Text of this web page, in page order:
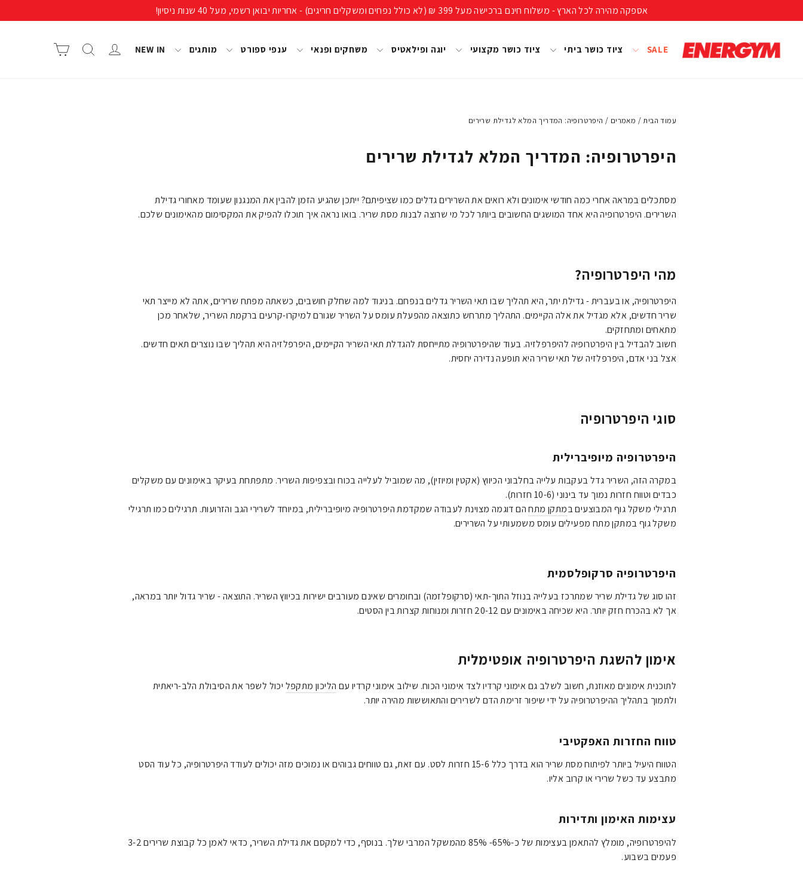
קריאה
אספקה מהירה לכל הארץ - משלוח חינם ברכישה מעל 399 ₪ (לא כולל נפחים ומשקלים חריגים) - אחריות יבואן רשמי, מעל 40 שנות ניסיון!
SALE ציוד כושר ביתי ציוד כושר מקצועי יוגה ופילאטיס משחקים ופנאי ענפי ספורט מותגים NEW IN התחבר/י חיפוש
עמוד הבית / מאמרים / היפרטרופיה: המדריך המלא לגדילת שרירים
היפרטרופיה: המדריך המלא לגדילת שרירים
מסתכלים במראה אחרי כמה חודשי אימונים ולא רואים את השרירים גדלים כמו שציפיתם? ייתכן שהגיע הזמן להבין את המנגנון שעומד מאחורי גדילת
השרירים. היפרטרופיה היא אחד המושגים החשובים ביותר לכל מי שרוצה לבנות מסת שריר. בואו נראה איך תוכלו להפיק את המקסימום מהאימונים שלכם.
מהי היפרטרופיה?
היפרטרופיה, או בעברית - גדילת יתר, היא תהליך שבו תאי השריר גדלים בנפחם. בניגוד למה שחלק חושבים, כשאתה מפתח שרירים, אתה לא מייצר תאי
שריר חדשים, אלא מגדיל את אלה הקיימים. התהליך מתרחש כתוצאה מהפעלת עומס על השריר שגורם למיקרו-קרעים ברקמת השריר, שלאחר מכן
מתאחים ומתחזקים.
חשוב להבדיל בין היפרטרופיה להיפרפלזיה. בעוד שהיפרטרופיה מתייחסת להגדלת תאי השריר הקיימים, היפרפלזיה היא תהליך שבו נוצרים תאים חדשים.
אצל בני אדם, היפרפלזיה של תאי שריר היא תופעה נדירה יחסית.
סוגי היפרטרופיה
היפרטרופיה מיופיברילית
במקרה הזה, השריר גדל בעקבות עלייה בחלבוני הכיווץ (אקטין ומיוזין), מה שמוביל לעלייה בכוח ובצפיפות השריר. מתפתחת בעיקר באימונים עם משקלים
כבדים וטווח חזרות נמוך עד בינוני (10-6 חזרות).
תרגילי משקל גוף המבוצעים במתקן מתחהם דוגמה מצוינת לעבודה שמקדמת היפרטרופיה מיופיברילית, במיוחד לשרירי הגב והזרועות. תרגילים כמו תרגילי
משקל גוף במתקן מתח מפעילים עומס משמעותי על השרירים.
היפרטרופיה סרקופלסמית
זהו סוג של גדילת שריר שמתרכז בעלייה בנוזל התוך-תאי (סרקופלזמה) ובחומרים שאינם מעורבים ישירות בכיווץ השריר. התוצאה - שריר גדול יותר במראה,
אך לא בהכרח חזק יותר. היא שכיחה באימונים עם 20-12 חזרות ומנוחות קצרות בין הסטים.
אימון להשגת היפרטרופיה אופטימלית
לתוכנית אימונים מאוזנת, חשוב לשלב גם אימוני קרדיו לצד אימוני הכוח. שילוב אימוני קרדיו עם הליכון מתקפל יכול לשפר את הסיבולת הלב-ריאתית
ולתמוך בתהליך ההיפרטרופיה על ידי שיפור זרימת הדם לשרירים והתאוששות מהירה יותר.
טווח החזרות האפקטיבי
הטווח היעיל ביותר לפיתוח מסת שריר הוא בדרך כלל 15-6 חזרות לסט. עם זאת, גם טווחים גבוהים או נמוכים מזה יכולים לעודד היפרטרופיה, כל עוד הסט
מתבצע עד כשל שרירי או קרוב אליו.
עצימות האימון ותדירות
להיפרטרופיה, מומלץ להתאמן בעצימות של כ-65%- 85% מהמשקל המרבי שלך. בנוסף, כדי למקסם את גדילת השריר, כדאי לאמן כל קבוצת שרירים 3-2
פעמים בשבוע.